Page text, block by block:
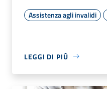
Assistenza agli invalidi
LEGGI DI PIÙ